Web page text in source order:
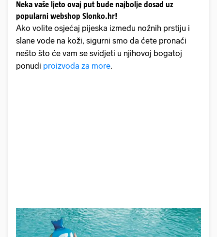
Neka vaše ljeto ovaj put bude najbolje dosad uz
popularni webshop Slonko.hr!
Ako volite osjećaj pijeska između nožnih prstiju i
slane vode na koži, sigurni smo da ćete pronaći
nešto što će vam se svidjeti u njihovoj bogatoj
ponudi proizvoda za more.